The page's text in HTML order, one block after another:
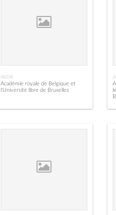
88238
Académie royale de Belgique et
l'Université libre de Bruxelles